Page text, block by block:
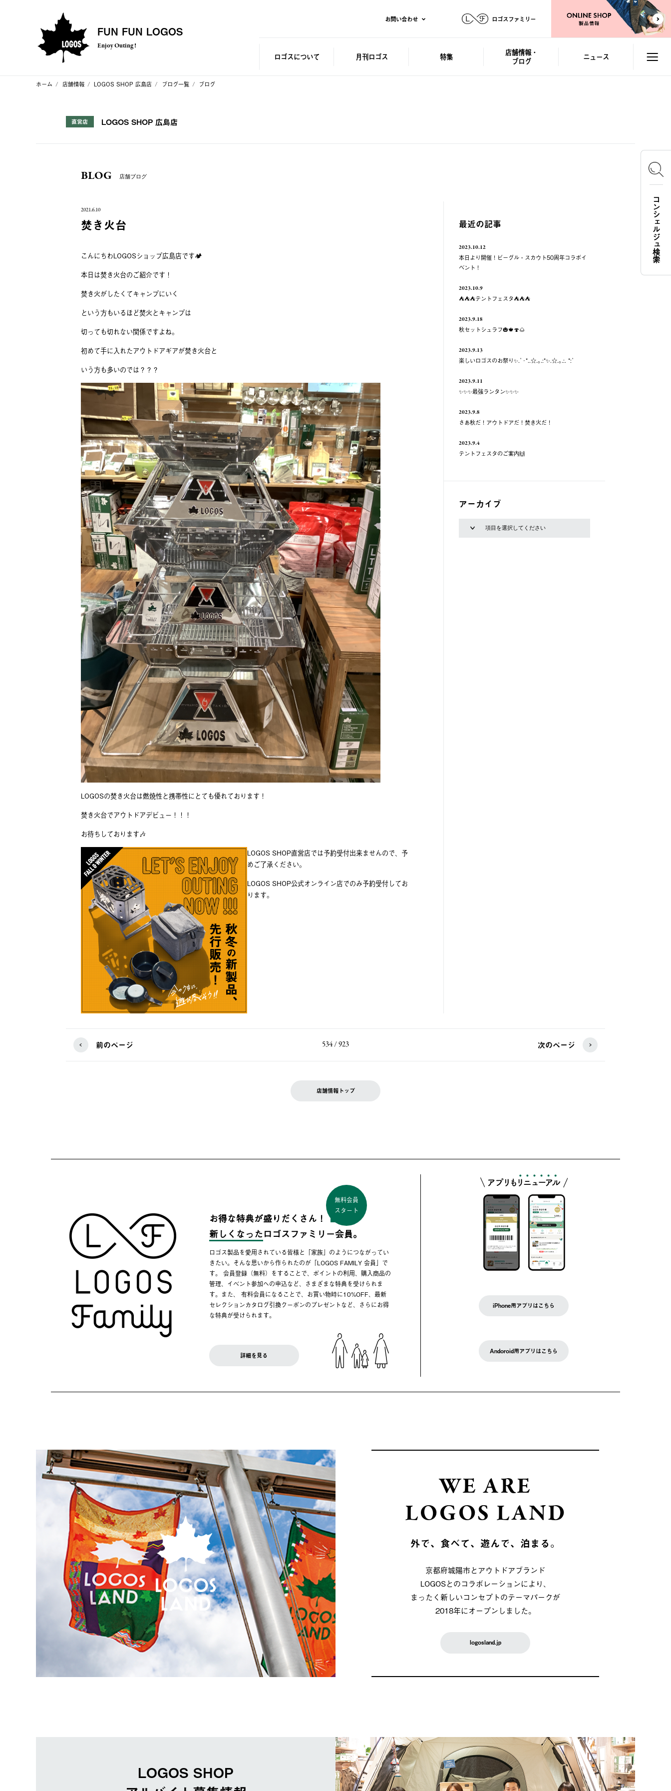
FUN FUN LOGOS
Enjoy Outing !
お問い合わせ ロゴスファミリー
ロゴスについて 月刊ロゴス 特集
店舗情報・
ブログ
ニュース
ホーム 店舗情報 LOGOS SHOP 広島店 ブログ一覧 ブログ
直営店 LOGOS SHOP 広島店
BLOG 店舗ブログ
2021.6.10
焚き火台
こんにちわLOGOSショップ広島店です🏕
本日は焚き火台のご紹介です！
焚き火がしたくてキャンプにいく
という方もいるほど焚火とキャンプは
切っても切れない関係ですよね。
初めて手に入れたアウトドアギアが焚き火台と
いう方も多いのでは？？？
LOGOSの焚き火台は燃焼性と携帯性にとても優れております！
焚き火台でアウトドアデビュー！！！
お待ちしております🎶
LOGOS SHOP直営店では予約受付出来ませんので、予
めご了承ください。
LOGOS SHOP公式オンライン店でのみ予約受付してお
ります。
最近の記事
2023.10.12
本日より開催！ビーグル・スカウト50周年コラボイ
ベント！
2023.10.9
⛺️⛺️⛺️テントフェスタ⛺️⛺️⛺️
2023.9.18
秋セットシュラフ🎃🍁🍄🌰
2023.9.13
楽しいロゴスのお祭り✨.ﾟ･*..☆.｡.:*✨.☆.｡.:. *:ﾟ
2023.9.11
✨✨✨最強ランタン✨✨✨
2023.9.8
さあ秋だ！アウトドアだ！焚き火だ！
2023.9.4
テントフェスタのご案内🙌
アーカイブ
前のページ 534 / 923 次のページ
店舗情報トップ
お得な特典が盛りだくさん！
無料会員
スタート
新しくなったロゴスファミリー会員。
ロゴス製品を愛用されている皆様と「家族」のようにつながってい
きたい。そんな思いから作られたのが「LOGOS FAMILY 会員」で
す。 会員登録（無料）をすることで、ポイントの利用、購入商品の
管理、イベント参加への申込など、さまざまな特典を受けられま
す。また、 有料会員になることで、お買い物時に10%OFF、最新
セレクションカタログ引換クーポンのプレゼントなど、さらにお得
な特典が受けられます。
詳細を見る
iPhone用アプリはこちら
Andoroid用アプリはこちら
WE ARE
LOGOS LAND
外で、食べて、遊んで、泊まる。
京都府城陽市とアウトドアブランド
LOGOSとのコラボレーションにより、
まったく新しいコンセプトのテーマパークが
2018年にオープンしました。
logosland.jp
LOGOS SHOP
コンシェルジュ検索